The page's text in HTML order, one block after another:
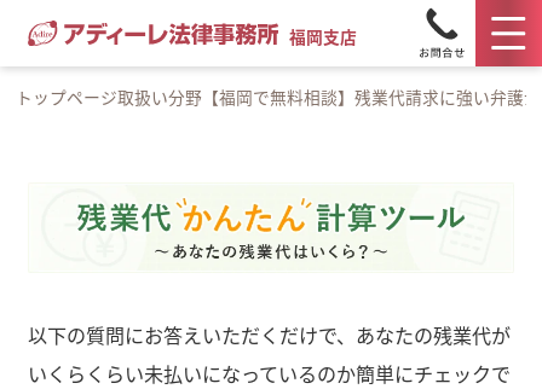
福岡支店
トップページ取扱い分野 【福岡で無料相談】残業代請求に強い弁護
以下の質問にお答えいただくだけで、あなたの残業代が
いくらくらい未払いになっているのか簡単にチェックで